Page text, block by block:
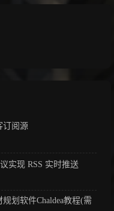
订阅源
实现 RSS 实时推送
划软件Chaldea教程(需